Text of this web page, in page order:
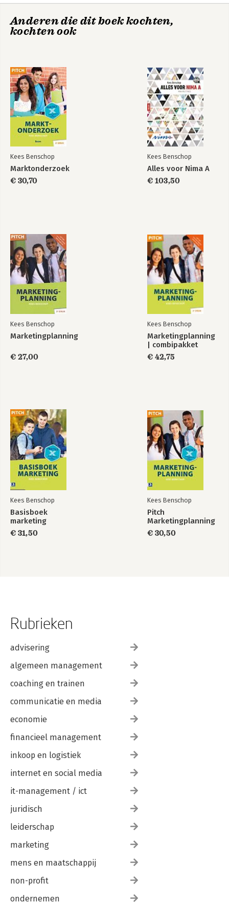
aansluiting van aanbod bij de vraag is moeilijker dan je op het
aanbieders die daar echt goed in is. Volop te leren dus, voor
studenten en voor aanbieders.
Evenementen
organiseren
De economische
beroepspraktijk |
combipakket
Marketingplanning
Marketingplanning
| combipakket
Bekijk alle boeken
Anderen die dit boek kochten,
kochten ook
Kees Benschop
Marktonderzoek
€ 30,70
Kees Benschop
Alles voor Nima A
€ 103,50
Kees Benschop
Marketingplanning
€ 27,00
Kees Benschop
Marketingplanning
| combipakket
€ 42,75
Kees Benschop
Basisboek
marketing
€ 31,50
Kees Benschop
Pitch
Marketingplanning
€ 30,50
Rubrieken
advisering
algemeen management
coaching en trainen
communicatie en media
economie
financieel management
inkoop en logistiek
internet en social media
it-management / ict
juridisch
leiderschap
marketing
mens en maatschappij
non-profit
ondernemen